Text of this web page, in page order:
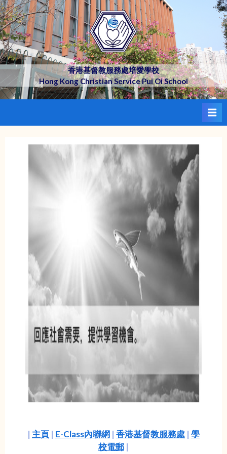
Skip
to
content
香港基督教服務處培愛學校
Hong Kong Christian Service Pui Oi School
| 主頁 | E-Class內聯網 | 香港基督教服務處 | 學
校電郵 |